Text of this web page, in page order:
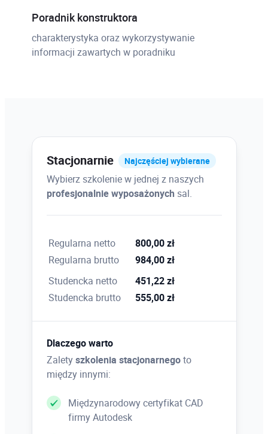
Poradnik konstruktora
charakterystyka oraz wykorzystywanie
informacji zawartych w poradniku
Stacjonarnie Najczęściej wybierane
Wybierz szkolenie w jednej z naszych
profesjonalnie wyposażonych sal.
Regularna netto
800,00 zł
Regularna brutto
984,00 zł
Studencka netto
451,22 zł
Studencka brutto
555,00 zł
Dlaczego warto
Zaletyszkolenia stacjonarnegoto
między innymi:
Międzynarodowy certyfikat CAD
firmy Autodesk